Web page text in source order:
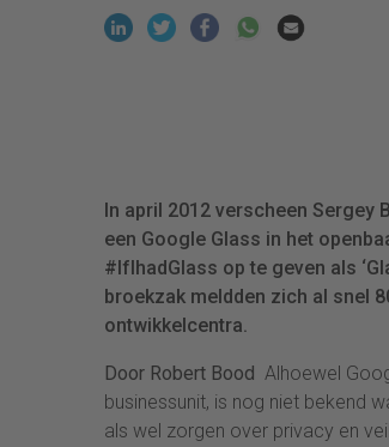
In april 2012 verscheen Sergey
een Google Glass in het
#IfIhadGlass op te geven als
broekzak meldden zich al snel
ontwikkelcentra.
Door Robert Bood Alhoewel
businessunit, is nog niet bekend
als wel zorgen over privacy en